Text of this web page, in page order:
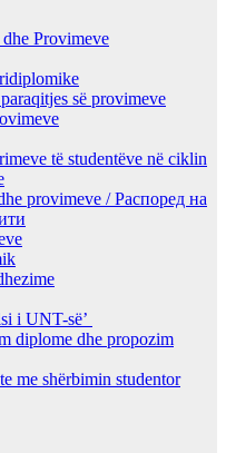
Provimeve
së provimeve
të studentëve në ciklin
provimeve / Распоред на
i UNT-së’
diplome dhe propozim
me shërbimin studentor